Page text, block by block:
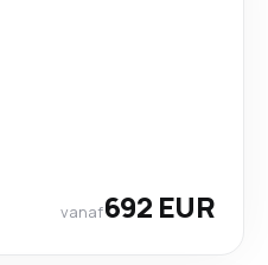
vanaf692 EUR